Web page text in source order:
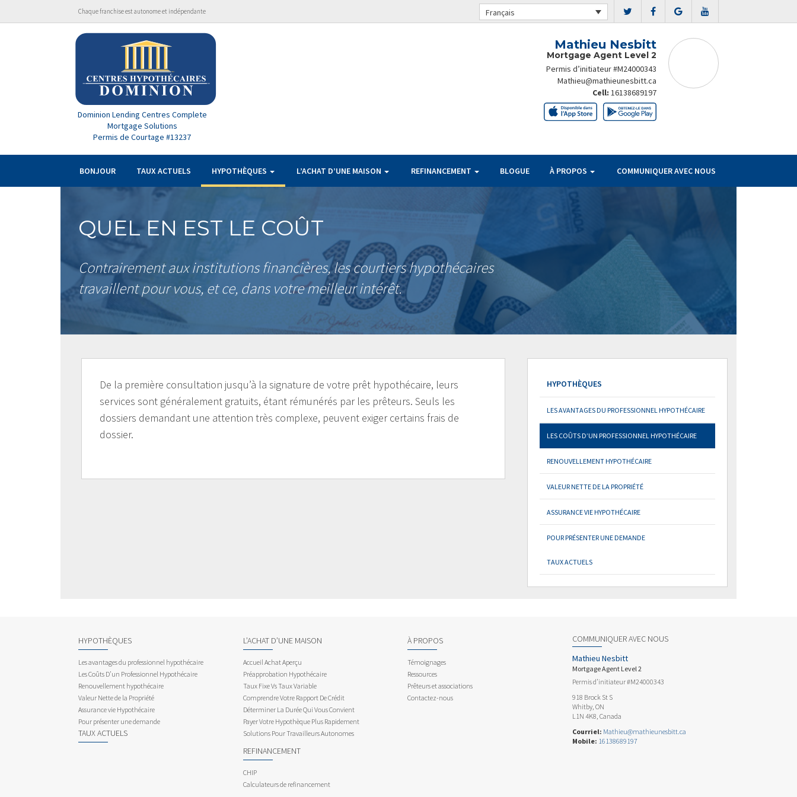
Chaque franchise est autonome et indépendante Français
Dominion Lending Centres Complete
Mortgage Solutions
Permis de Courtage #13237
Mathieu Nesbitt
Mortgage Agent Level 2
Permis d’initiateur #M24000343
Mathieu@mathieunesbitt.ca
Cell: 16138689197
BONJOUR TAUX ACTUELS HYPOTHÈQUES L’ACHAT D’UNE MAISON REFINANCEMENT BLOGUE À PROPOS COMMUNIQUER AVEC NOUS
QUEL EN EST LE COÛT
Contrairement aux institutions financières, les courtiers hypothécaires
travaillent pour vous, et ce, dans votre meilleur intérêt.
De la première consultation jusqu’à la signature de votre prêt hypothécaire, leurs
services sont généralement gratuits, étant rémunérés par les prêteurs. Seuls les
dossiers demandant une attention très complexe, peuvent exiger certains frais de
dossier.
HYPOTHÈQUES
LES AVANTAGES DU PROFESSIONNEL HYPOTHÉCAIRE
LES COÛTS D’UN PROFESSIONNEL HYPOTHÉCAIRE
RENOUVELLEMENT HYPOTHÉCAIRE
VALEUR NETTE DE LA PROPRIÉTÉ
ASSURANCE VIE HYPOTHÉCAIRE
POUR PRÉSENTER UNE DEMANDE
TAUX ACTUELS
HYPOTHÈQUES
Les avantages du professionnel hypothécaire
Les Coûts D’un Professionnel Hypothécaire
Renouvellement hypothécaire
Valeur Nette de la Propriété
Assurance vie Hypothécaire
Pour présenter une demande
TAUX ACTUELS
L’ACHAT D’UNE MAISON
Accueil Achat Aperçu
Préapprobation Hypothécaire
Taux Fixe Vs Taux Variable
Comprendre Votre Rapport De Crédit
Déterminer La Durée Qui Vous Convient
Payer Votre Hypothèque Plus Rapidement
Solutions Pour Travailleurs Autonomes
REFINANCEMENT
CHIP
Calculateurs de refinancement
À PROPOS
Témoignages
Ressources
Prêteurs et associations
Contactez-nous
COMMUNIQUER AVEC NOUS
Mathieu Nesbitt
Mortgage Agent Level 2
Permis d’initiateur #M24000343
918 Brock St S
Whitby, ON
L1N 4K8, Canada
Courriel: Mathieu@mathieunesbitt.ca
Mobile: 16138689197